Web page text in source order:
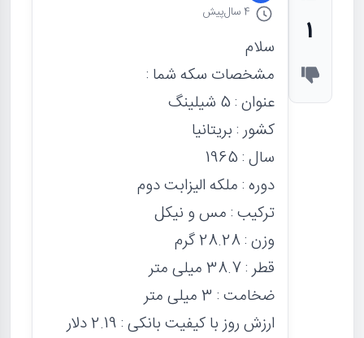
1
4 سال پیش
سلام
مشخصات سکه شما :
عنوان : 5 شیلینگ
کشور : بریتانیا
سال : 1965
دوره : ملکه الیزابت دوم
ترکیب : مس و نیکل
وزن : 28.28 گرم
قطر : 38.7 میلی متر
ضخامت : 3 میلی متر
ارزش روز با کیفیت بانکی : 2.19 دلار